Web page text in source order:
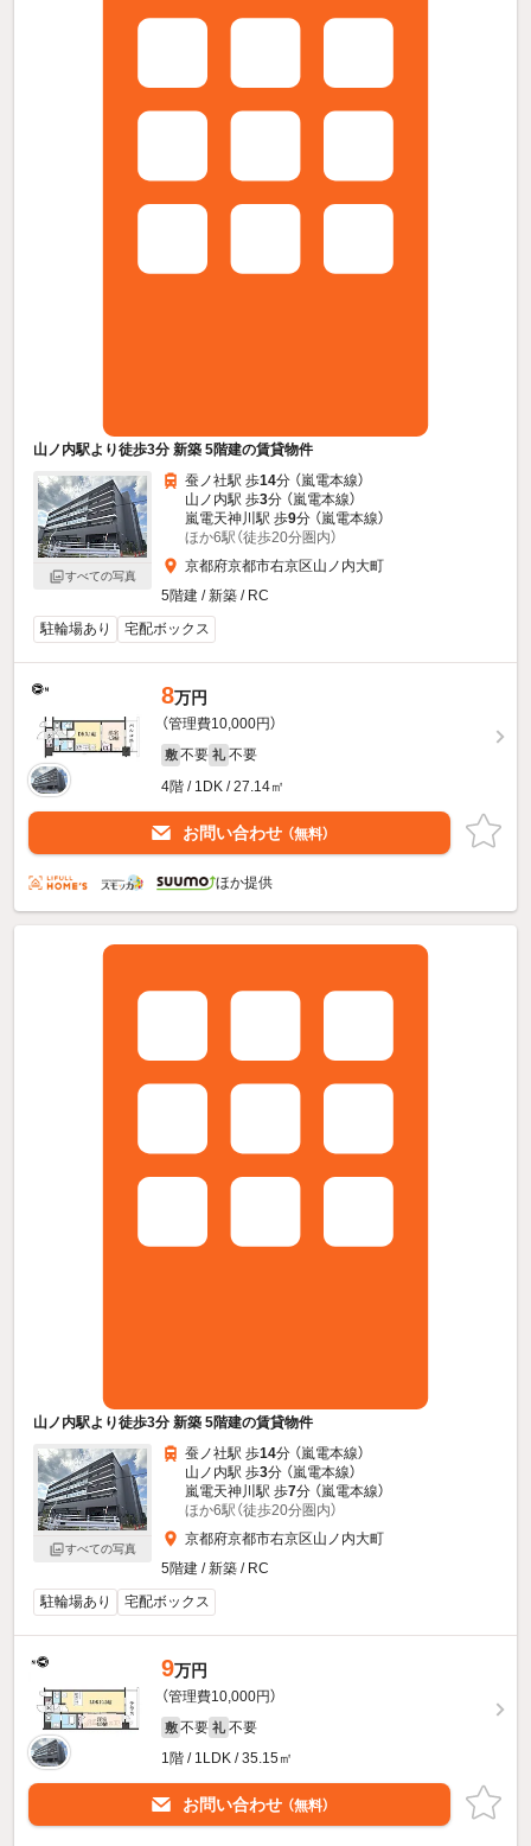
山ノ内駅より徒歩3分 新築 5階建の賃貸物件
すべての写真
蚕ノ社駅 歩14分 （嵐電本線）
山ノ内駅 歩3分 （嵐電本線）
嵐電天神川駅 歩9分 （嵐電本線）
ほか6駅（徒歩20分圏内）
京都府京都市右京区山ノ内大町
5階建 / 新築 / RC
駐輪場あり
宅配ボックス
8万円
（管理費10,000円）
敷 不要 礼 不要
4階 / 1DK / 27.14㎡
お問い合わせ （無料）
ほか提供
山ノ内駅より徒歩3分 新築 5階建の賃貸物件
すべての写真
蚕ノ社駅 歩14分 （嵐電本線）
山ノ内駅 歩3分 （嵐電本線）
嵐電天神川駅 歩7分 （嵐電本線）
ほか6駅（徒歩20分圏内）
京都府京都市右京区山ノ内大町
5階建 / 新築 / RC
駐輪場あり
宅配ボックス
9万円
（管理費10,000円）
敷 不要 礼 不要
1階 / 1LDK / 35.15㎡
お問い合わせ （無料）